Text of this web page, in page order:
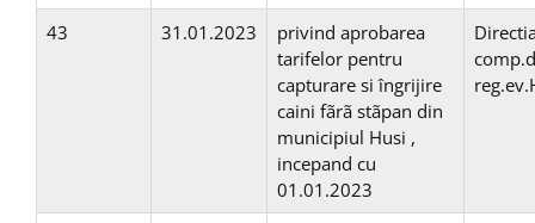
43 31.01.2023
privind aprobarea
tarifelor pentru
capturare si îngrijire
caini fãrã stãpan din
municipiul Husi ,
incepand cu
01.01.2023